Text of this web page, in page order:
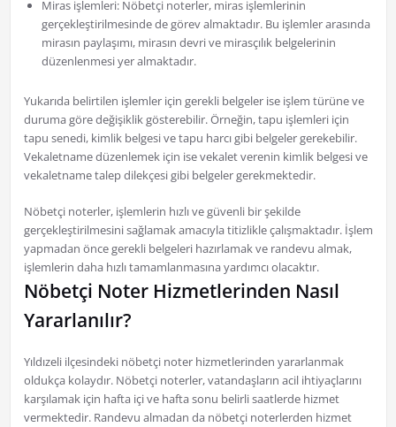
Miras işlemleri: Nöbetçi noterler, miras işlemlerinin
gerçekleştirilmesinde de görev almaktadır. Bu işlemler arasında
mirasın paylaşımı, mirasın devri ve mirasçılık belgelerinin
düzenlenmesi yer almaktadır.
Yukarıda belirtilen işlemler için gerekli belgeler ise işlem türüne ve
duruma göre değişiklik gösterebilir. Örneğin, tapu işlemleri için
tapu senedi, kimlik belgesi ve tapu harcı gibi belgeler gerekebilir.
Vekaletname düzenlemek için ise vekalet verenin kimlik belgesi ve
vekaletname talep dilekçesi gibi belgeler gerekmektedir.
Nöbetçi noterler, işlemlerin hızlı ve güvenli bir şekilde
gerçekleştirilmesini sağlamak amacıyla titizlikle çalışmaktadır. İşlem
yapmadan önce gerekli belgeleri hazırlamak ve randevu almak,
işlemlerin daha hızlı tamamlanmasına yardımcı olacaktır.
Nöbetçi Noter Hizmetlerinden Nasıl
Yararlanılır?
Yıldızeli ilçesindeki nöbetçi noter hizmetlerinden yararlanmak
oldukça kolaydır. Nöbetçi noterler, vatandaşların acil ihtiyaçlarını
karşılamak için hafta içi ve hafta sonu belirli saatlerde hizmet
vermektedir. Randevu almadan da nöbetçi noterlerden hizmet